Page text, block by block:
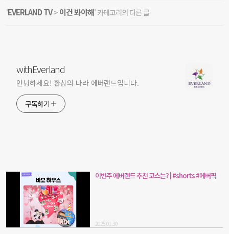
'EVERLAND TV> 이건 봐야해' 카테고리의 다른 글
withEverland
안녕하세요! 환상의 나라 에버랜드입니다.
구독하기
이번주 에버랜드 추천 코스는? | #shorts #에버픽
2025.01.30